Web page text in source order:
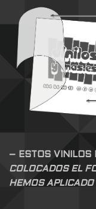
– ESTOS VINILOS
COLOCADOS EL
HEMOS